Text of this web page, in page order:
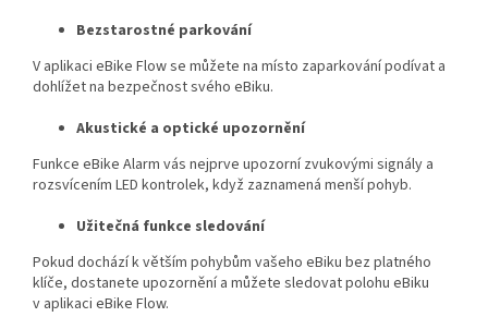
Bezstarostné parkování
V aplikaci eBike Flow se můžete na místo zaparkování podívat a
dohlížet na bezpečnost svého eBiku.
Akustické a optické upozornění
Funkce eBike Alarm vás nejprve upozorní zvukovými signály a
rozsvícením LED kontrolek, když zaznamená menší pohyb.
Užitečná funkce sledování
Pokud dochází k větším pohybům vašeho eBiku bez platného
klíče, dostanete upozornění a můžete sledovat polohu eBiku
v aplikaci eBike Flow.